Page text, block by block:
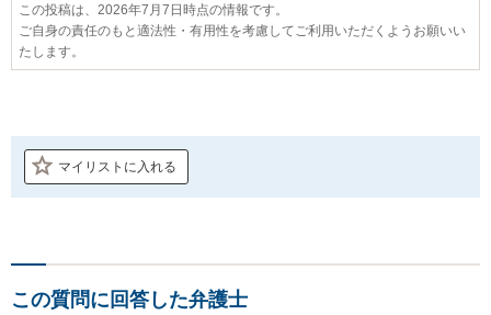
この投稿は、2026年7月7日時点の情報です。
ご自身の責任のもと適法性・有用性を考慮してご利用いただくようお願いい
たします。
マイリストに入れる
この質問に回答した弁護士